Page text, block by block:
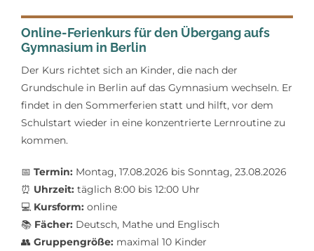
Online-Ferienkurs für den Übergang aufs
Gymnasium in Berlin
Der Kurs richtet sich an Kinder, die nach der
Grundschule in Berlin auf das Gymnasium wechseln. Er
findet in den Sommerferien statt und hilft, vor dem
Schulstart wieder in eine konzentrierte Lernroutine zu
kommen.
📅 Termin:Montag, 17.08.2026 bis Sonntag, 23.08.2026
⏰ Uhrzeit:täglich 8:00 bis 12:00 Uhr
💻 Kursform:online
📚 Fächer:Deutsch, Mathe und Englisch
👥 Gruppengröße:maximal 10 Kinder